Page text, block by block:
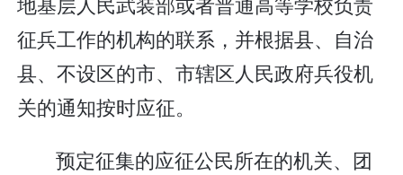
征兵工作的机构的联系，并根据县、自治
县、不设区的市、市辖区人民政府兵役机
关的通知按时应征。
预定征集的应征公民所在的机关、团